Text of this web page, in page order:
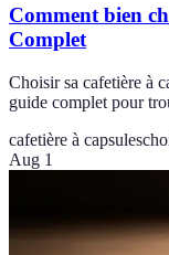
Comment bien
Complet
Choisir sa cafetière à
guide complet pour
cafetière à capsules
Aug 1